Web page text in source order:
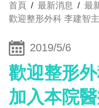
首頁 / 最新消息 / 最
歡迎整形外科 李建智
2019/5/6
歡迎整形
加入本院